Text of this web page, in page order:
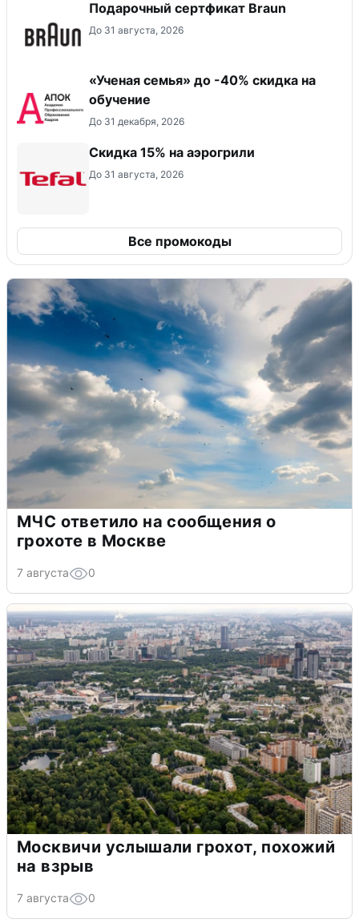
Подарочный сертфикат Braun
До 31 августа, 2026
«Ученая семья» до -40% скидка на
обучение
До 31 декабря, 2026
Скидка 15% на аэрогрили
До 31 августа, 2026
Все промокоды
МЧС ответило на сообщения о
грохоте в Москве
7 августа 0
Москвичи услышали грохот, похожий
на взрыв
7 августа 0